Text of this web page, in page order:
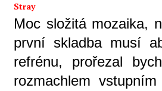
Stray
Moc složitá mozaika,
první skladba musí
refrénu, prořezal
rozmachlem